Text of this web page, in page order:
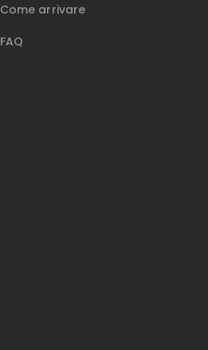
Come arrivare
FAQ